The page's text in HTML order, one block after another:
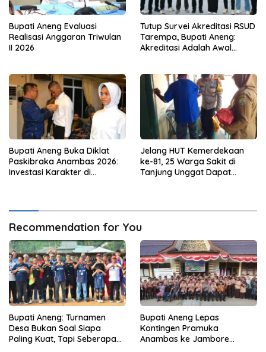
Bupati Aneng Evaluasi
Realisasi Anggaran Triwulan
II 2026
Tutup Survei Akreditasi RSUD
Tarempa, Bupati Aneng:
Akreditasi Adalah Awal
Bupati Aneng Buka Diklat
Paskibraka Anambas 2026:
Investasi Karakter di
Jelang HUT Kemerdekaan
ke-81, 25 Warga Sakit di
Tanjung Unggat Dapat
Recommendation for You
Bupati Aneng: Turnamen
Desa Bukan Soal Siapa
Paling Kuat, Tapi Seberapa
Bupati Aneng Lepas
Kontingen Pramuka
Anambas ke Jambore